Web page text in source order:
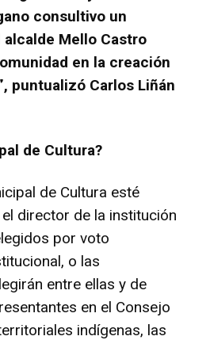
consultivo un
Mello Castro
en la creación
puntualizó Carlos Liñán
de Cultura?
de Cultura esté
director de la institución
por voto
o las
entre ellas y de
en el Consejo
indígenas, las